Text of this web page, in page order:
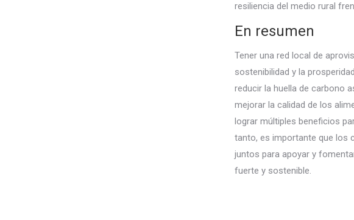
resiliencia del medio rural
En resumen
Tener una red local de
sostenibilidad y la
reducir la huella de carbono
mejorar la calidad de los
lograr múltiples beneficios
tanto, es importante que los
juntos para apoyar y
fuerte y sostenible.